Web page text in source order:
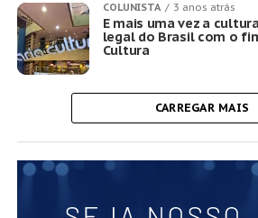
COLUNISTA 3 anos atrás
E mais uma vez a
legal do Brasil com o
Cultura
CARREGAR MAIS